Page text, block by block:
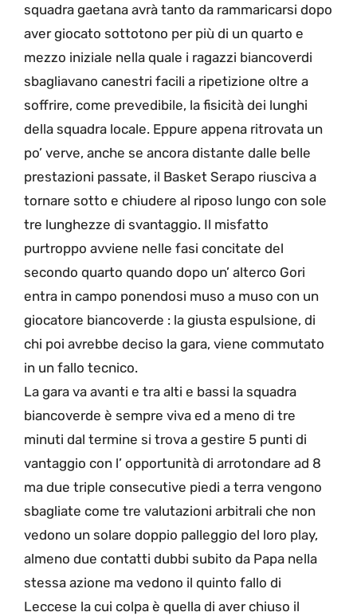
squadra gaetana avrà tanto da rammaricarsi dopo
aver giocato sottotono per più di un quarto e
mezzo iniziale nella quale i ragazzi biancoverdi
sbagliavano canestri facili a ripetizione oltre a
soffrire, come prevedibile, la fisicità dei lunghi
della squadra locale. Eppure appena ritrovata un
po’ verve, anche se ancora distante dalle belle
prestazioni passate, il Basket Serapo riusciva a
tornare sotto e chiudere al riposo lungo con sole
tre lunghezze di svantaggio. Il misfatto
purtroppo avviene nelle fasi concitate del
secondo quarto quando dopo un’ alterco Gori
entra in campo ponendosi muso a muso con un
giocatore biancoverde : la giusta espulsione, di
chi poi avrebbe deciso la gara, viene commutato
in un fallo tecnico.
La gara va avanti e tra alti e bassi la squadra
biancoverde è sempre viva ed a meno di tre
minuti dal termine si trova a gestire 5 punti di
vantaggio con l’ opportunità di arrotondare ad 8
ma due triple consecutive piedi a terra vengono
sbagliate come tre valutazioni arbitrali che non
vedono un solare doppio palleggio del loro play,
almeno due contatti dubbi subito da Papa nella
stessa azione ma vedono il quinto fallo di
Leccese la cui colpa è quella di aver chiuso il